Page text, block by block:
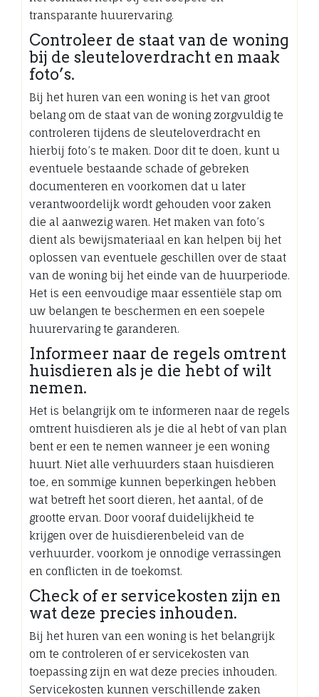
transparante huurervaring.
Controleer de staat van de woning
bij de sleuteloverdracht en maak
foto’s.
Bij het huren van een woning is het van groot
belang om de staat van de woning zorgvuldig te
controleren tijdens de sleuteloverdracht en
hierbij foto’s te maken. Door dit te doen, kunt u
eventuele bestaande schade of gebreken
documenteren en voorkomen dat u later
verantwoordelijk wordt gehouden voor zaken
die al aanwezig waren. Het maken van foto’s
dient als bewijsmateriaal en kan helpen bij het
oplossen van eventuele geschillen over de staat
van de woning bij het einde van de huurperiode.
Het is een eenvoudige maar essentiële stap om
uw belangen te beschermen en een soepele
huurervaring te garanderen.
Informeer naar de regels omtrent
huisdieren als je die hebt of wilt
nemen.
Het is belangrijk om te informeren naar de regels
omtrent huisdieren als je die al hebt of van plan
bent er een te nemen wanneer je een woning
huurt. Niet alle verhuurders staan huisdieren
toe, en sommige kunnen beperkingen hebben
wat betreft het soort dieren, het aantal, of de
grootte ervan. Door vooraf duidelijkheid te
krijgen over de huisdierenbeleid van de
verhuurder, voorkom je onnodige verrassingen
en conflicten in de toekomst.
Check of er servicekosten zijn en
wat deze precies inhouden.
Bij het huren van een woning is het belangrijk
om te controleren of er servicekosten van
toepassing zijn en wat deze precies inhouden.
Servicekosten kunnen verschillende zaken